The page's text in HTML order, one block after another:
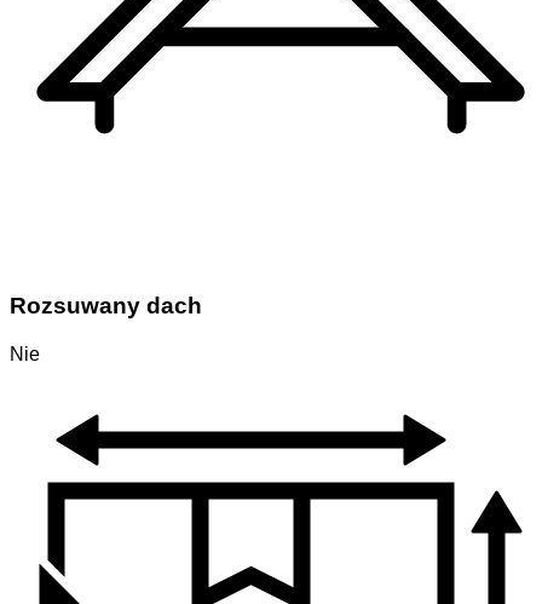
Rozsuwany dach
Nie